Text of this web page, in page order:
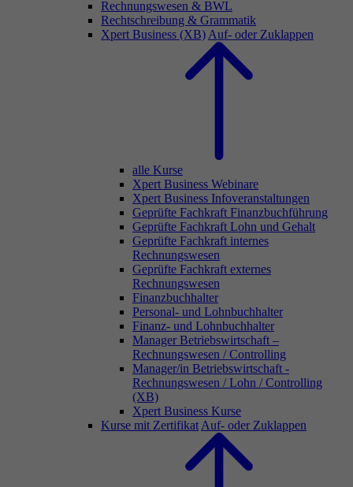
Rechnungswesen & BWL
Rechtschreibung & Grammatik
Xpert Business (XB) Auf- oder Zuklappen
alle Kurse
Xpert Business Webinare
Xpert Business Infoveranstaltungen
Geprüfte Fachkraft Finanzbuchführung
Geprüfte Fachkraft Lohn und Gehalt
Geprüfte Fachkraft internes
Rechnungswesen
Geprüfte Fachkraft externes
Rechnungswesen
Finanzbuchhalter
Personal- und Lohnbuchhalter
Finanz- und Lohnbuchhalter
Manager Betriebswirtschaft –
Rechnungswesen / Controlling
Manager/in Betriebswirtschaft -
Rechnungswesen / Lohn / Controlling
(XB)
Xpert Business Kurse
Kurse mit Zertifikat Auf- oder Zuklappen